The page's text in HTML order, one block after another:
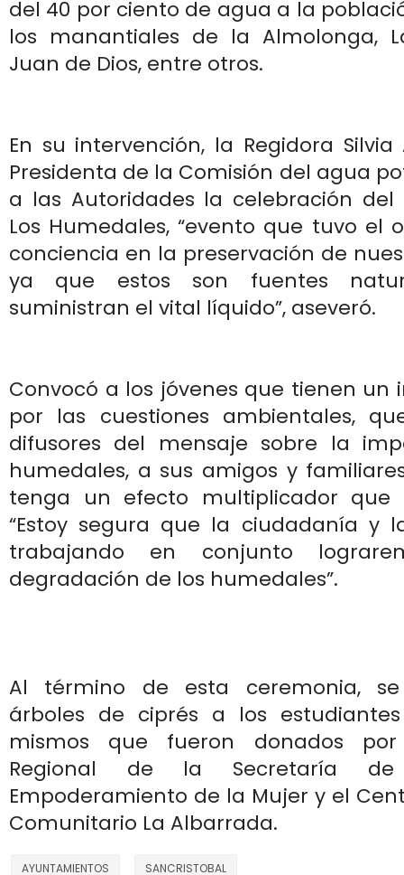
del 40 por ciento de agua a la
los manantiales de la Almolonga,
Juan de Dios, entre otros.
En su intervención, la Regidora
Presidenta de la Comisión del agua
a las Autoridades la celebración
Los Humedales, “evento que tuvo el
conciencia en la preservación de
ya que estos son fuentes
suministran el vital líquido”, aseveró.
Convocó a los jóvenes que tienen un
por las cuestiones ambientales,
difusores del mensaje sobre la
humedales, a sus amigos y
tenga un efecto multiplicador que
“Estoy segura que la ciudadanía y
trabajando en conjunto
degradación de los humedales”.
Al término de esta ceremonia,
árboles de ciprés a los
mismos que fueron donados
Regional de la Secretaría
Empoderamiento de la Mujer y el
Comunitario La Albarrada.
AYUNTAMIENTOS SANCRISTOBAL